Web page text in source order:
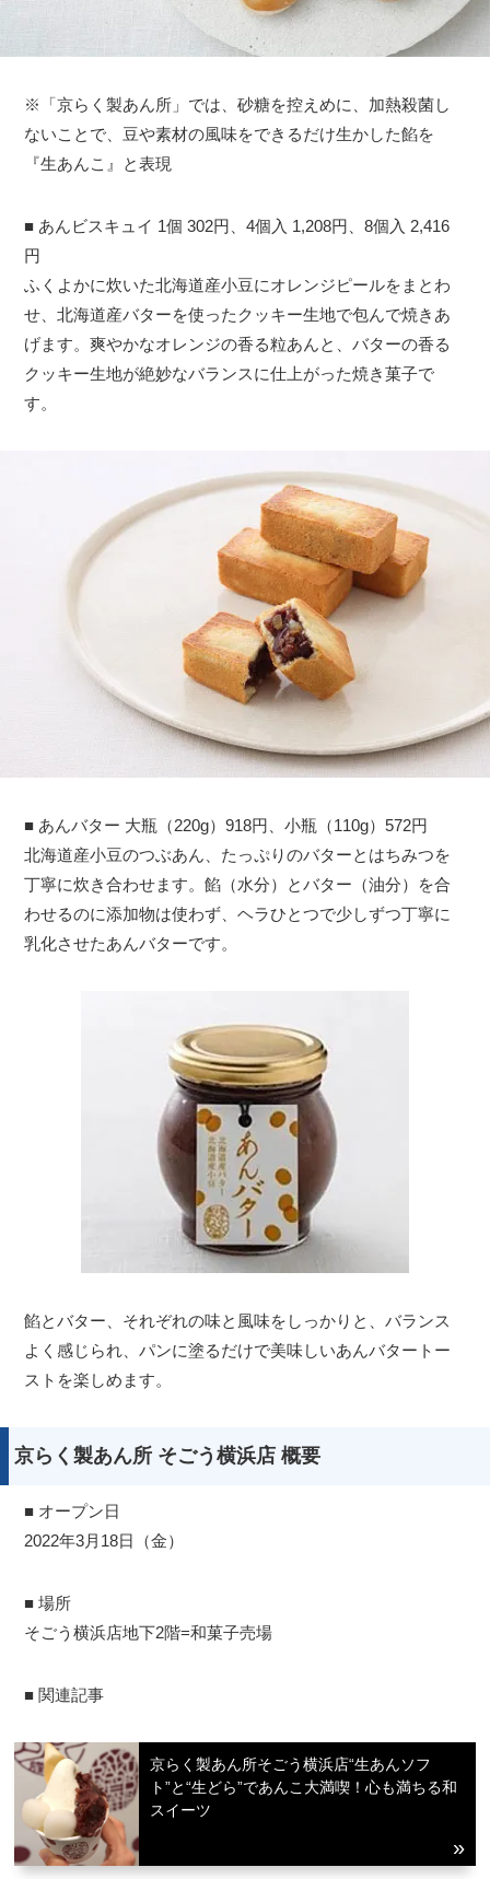
※「京らく製あん所」では、砂糖を控えめに、加熱殺菌し
ないことで、豆や素材の風味をできるだけ生かした餡を
『生あんこ』と表現
■ あんビスキュイ 1個 302円、4個入 1,208円、8個入 2,416
円
ふくよかに炊いた北海道産小豆にオレンジピールをまとわ
せ、北海道産バターを使ったクッキー生地で包んで焼きあ
げます。爽やかなオレンジの香る粒あんと、バターの香る
クッキー生地が絶妙なバランスに仕上がった焼き菓子で
す。
■ あんバター 大瓶（220g）918円、小瓶（110g）572円
北海道産小豆のつぶあん、たっぷりのバターとはちみつを
丁寧に炊き合わせます。餡（水分）とバター（油分）を合
わせるのに添加物は使わず、ヘラひとつで少しずつ丁寧に
乳化させたあんバターです。
餡とバター、それぞれの味と風味をしっかりと、バランス
よく感じられ、パンに塗るだけで美味しいあんバタートー
ストを楽しめます。
京らく製あん所 そごう横浜店 概要
■ オープン日
2022年3月18日（金）
■ 場所
そごう横浜店地下2階=和菓子売場
■ 関連記事
京らく製あん所そごう横浜店“生あんソフ
ト”と“生どら”であんこ大満喫！心も満ちる和
スイーツ